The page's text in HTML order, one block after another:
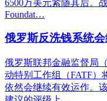
6500万美元紧随其后。
Foundat…
俄罗斯反洗钱系统
俄罗斯联邦金融监督局
动特别工作组（FATF）
依然会继续有效运作。